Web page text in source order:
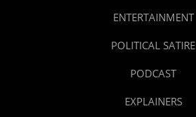
ENTERTAINMENT
POLITICAL SATIRE
PODCAST
EXPLAINERS